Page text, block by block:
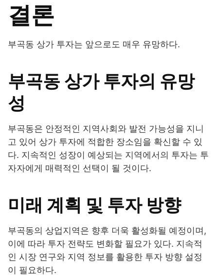
결론
부곡동 상가 투자는 앞으로도 매우 유망하다.
부곡동 상가 투자의 유망
성
부곡동은 안정적인 지역사회와 발전 가능성을 지니
고 있어 상가 투자에 적합한 장소임을 확신할 수 있
다. 지속적인 성장이 예상되는 지역에서의 투자는 투
자자에게 매력적인 선택이 될 것이다.
미래 계획 및 투자 방향
부곡동의 상업지역은 향후 더욱 활성화될 예정이며,
이에 따라 투자 전략도 변화할 필요가 있다. 지속적
인 시장 연구와 지역 정보를 활용한 투자 방향 설정
이 필요하다.